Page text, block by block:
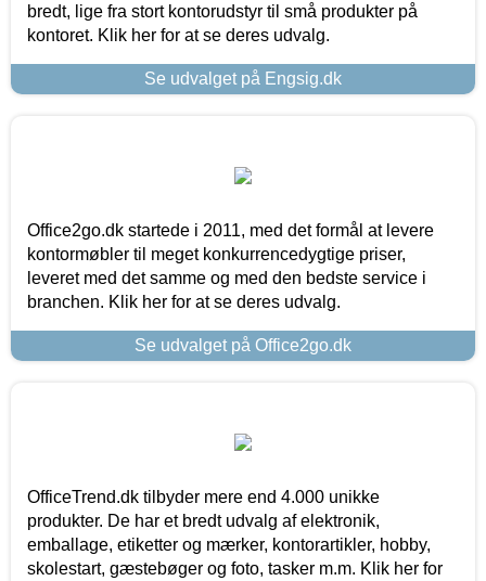
bredt, lige fra stort kontorudstyr til små produkter på
kontoret. Klik her for at se deres udvalg.
Se udvalget på Engsig.dk
Office2go.dk startede i 2011, med det formål at levere
kontormøbler til meget konkurrencedygtige priser,
leveret med det samme og med den bedste service i
branchen. Klik her for at se deres udvalg.
Se udvalget på Office2go.dk
OfficeTrend.dk tilbyder mere end 4.000 unikke
produkter. De har et bredt udvalg af elektronik,
emballage, etiketter og mærker, kontorartikler, hobby,
skolestart, gæstebøger og foto, tasker m.m. Klik her for